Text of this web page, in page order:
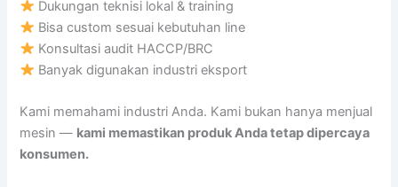
Dukungan teknisi lokal & training
Bisa custom sesuai kebutuhan line
Konsultasi audit HACCP/BRC
Banyak digunakan industri eksport
Kami memahami industri Anda. Kami bukan hanya menjual
mesin — kami memastikan produk Anda tetap dipercaya
konsumen.